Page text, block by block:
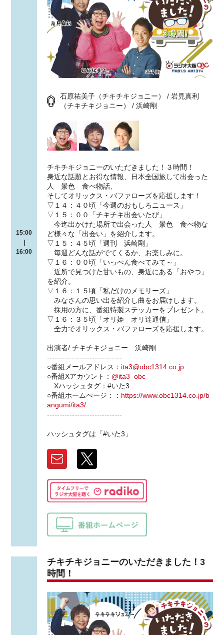
15:00
16:00
石原祐美子（チキチキジョニー） / 岩見真利
（チキチキジョニー） / 浜崎剛
チキチキジョニーのいただきました！３時間！
身近な話題とお得な情報、日本全国旅して出会った
人 景色 食べ物話、
そしてオリックス・バファローズを応援します！
▽１４：４０頃「今週のおもしろニュース」
▽１５：００「チキチキ出会いたび」
今迄出かけた場所で出会った人 景色 食べ物な
ど様々な「出会い」を紹介します。
▽１５：４５頃「週刊 浜崎剛」
毎週どんな話がでてくるか、お楽しみに。
▽１６：００頃「いっぺん食べてみて～」
近所で見つけた甘いもの、身近にある「おやつ」
を紹介。
▽１６：１５頃「私だけのメモリーズ」
みなさんの思い出を紹介し曲をお届けします。
採用の方に、番組特製ステッカーをプレゼント。
▽１６：３５頃「オリ姫 オリ達通信」
全力でオリックス・バファローズを応援します。
出演者/ チキチキジョニー 浜崎剛
------------------------------
○番組メールアドレス： ita3@obc1314.co.jp
○番組Xアカウント： @ita3_obc
Xハッシュタグ：#いた3
○番組ホームぺージ：： https://www.obc1314.co.jp/b
angumi/ita3/
------------------------------
ハッシュタグは「#いた3」
チキチキジョニーのいただきました！3
時間！